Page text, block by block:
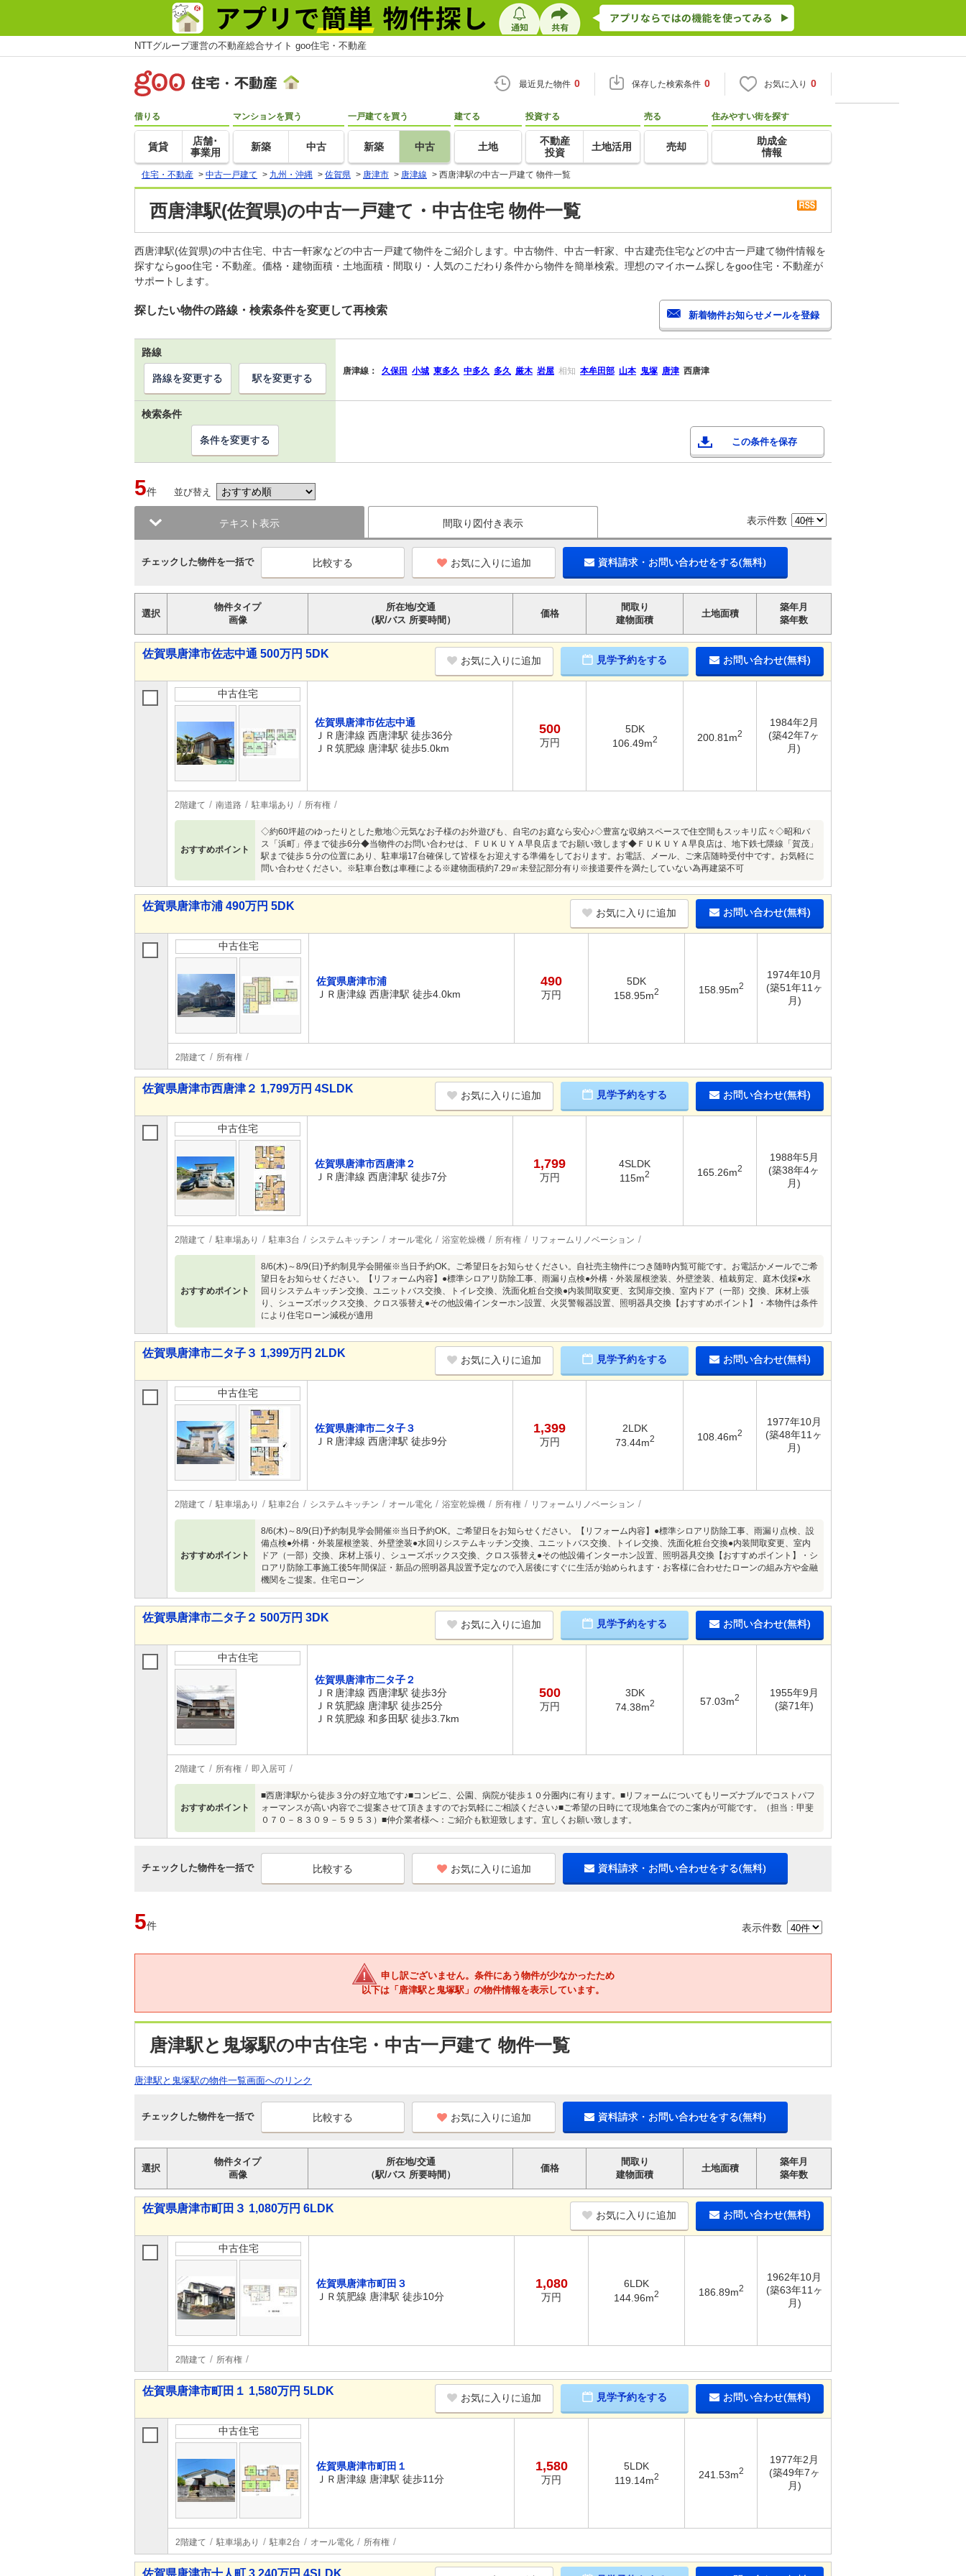
NTTグループ運営の不動産総合サイト goo住宅・不動産
最近見た物件 0 保存した検索条件 0 お気に入り 0
借りる
賃貸
店舗･
事業用
マンションを買う
新築 中古
一戸建てを買う
新築 中古
建てる
土地
投資する
不動産
投資
土地活用
売る
売却
住みやすい街を探す
助成金
情報
住宅・不動産 > 中古一戸建て > 九州・沖縄 > 佐賀県 > 唐津市 > 唐津線 > 西唐津駅の中古一戸建て 物件一覧
西唐津駅(佐賀県)の中古一戸建て・中古住宅 物件一覧
西唐津駅(佐賀県)の中古住宅、中古一軒家などの中古一戸建て物件をご紹介します。中古物件、中古一軒家、中古建売住宅などの中古一戸建て物件情報を
探すならgoo住宅・不動産。価格・建物面積・土地面積・間取り・人気のこだわり条件から物件を簡単検索。理想のマイホーム探しをgoo住宅・不動産が
サポートします。
探したい物件の路線・検索条件を変更して再検索
路線
唐津線： 久保田 小城 東多久 中多久 多久 厳木 岩屋 相知 本牟田部 山本 鬼塚 唐津 西唐津
路線を変更する 駅を変更する
検索条件
この条件を保存
条件を変更する
5件 並び替え
テキスト表示 間取り図付き表示 表示件数
チェックした物件を一括で お気に入りに追加 資料請求・お問い合わせをする(無料)
選択
物件タイプ
画像
所在地/交通
（駅/バス 所要時間）
価格
間取り
建物面積
土地面積
築年月
築年数
佐賀県唐津市佐志中通 500万円 5DK
お気に入りに追加 見学予約をする お問い合わせ(無料)
中古住宅
佐賀県唐津市佐志中通
ＪＲ唐津線 西唐津駅 徒歩36分
ＪＲ筑肥線 唐津駅 徒歩5.0km
500
万円
5DK
106.49m2 200.81m2
1984年2月
(築42年7ヶ
月)
2階建て 南道路 駐車場あり 所有権
おすすめポイント
◇約60坪超のゆったりとした敷地◇元気なお子様のお外遊びも、自宅のお庭なら安心♪◇豊富な収納スペースで住空間もスッキリ広々◇昭和バ
ス「浜町」停まで徒歩6分◆当物件のお問い合わせは、ＦＵＫＵＹＡ早良店までお願い致します◆ＦＵＫＵＹＡ早良店は、地下鉄七隈線「賀茂」
駅まで徒歩５分の位置にあり、駐車場17台確保して皆様をお迎えする準備をしております。お電話、メール、ご来店随時受付中です。お気軽に
問い合わせください。※駐車台数は車種による※建物面積約7.29㎡未登記部分有り※接道要件を満たしていない為再建築不可
佐賀県唐津市浦 490万円 5DK
お気に入りに追加 お問い合わせ(無料)
中古住宅
佐賀県唐津市浦
ＪＲ唐津線 西唐津駅 徒歩4.0km
490
万円
5DK
158.95m2 158.95m2
1974年10月
(築51年11ヶ
月)
2階建て 所有権
佐賀県唐津市西唐津２ 1,799万円 4SLDK
お気に入りに追加 見学予約をする お問い合わせ(無料)
中古住宅
佐賀県唐津市西唐津２
ＪＲ唐津線 西唐津駅 徒歩7分
1,799
万円
4SLDK
115m2 165.26m2
1988年5月
(築38年4ヶ
月)
2階建て 駐車場あり 駐車3台 システムキッチン オール電化 浴室乾燥機 所有権 リフォームリノベーション
おすすめポイント
8/6(木)～8/9(日)予約制見学会開催※当日予約OK。ご希望日をお知らせください。自社売主物件につき随時内覧可能です。お電話かメールでご希
望日をお知らせください。【リフォーム内容】●標準シロアリ防除工事、雨漏り点検●外構・外装屋根塗装、外壁塗装、植栽剪定、庭木伐採●水
回りシステムキッチン交換、ユニットバス交換、トイレ交換、洗面化粧台交換●内装間取変更、玄関扉交換、室内ドア（一部）交換、床材上張
り、シューズボックス交換、クロス張替え●その他設備インターホン設置、火災警報器設置、照明器具交換【おすすめポイント】・本物件は条件
により住宅ローン減税が適用
佐賀県唐津市二タ子３ 1,399万円 2LDK
お気に入りに追加 見学予約をする お問い合わせ(無料)
中古住宅
佐賀県唐津市二タ子３
ＪＲ唐津線 西唐津駅 徒歩9分
1,399
万円
2LDK
73.44m2 108.46m2
1977年10月
(築48年11ヶ
月)
2階建て 駐車場あり 駐車2台 システムキッチン オール電化 浴室乾燥機 所有権 リフォームリノベーション
おすすめポイント
8/6(木)～8/9(日)予約制見学会開催※当日予約OK。ご希望日をお知らせください。【リフォーム内容】●標準シロアリ防除工事、雨漏り点検、設
備点検●外構・外装屋根塗装、外壁塗装●水回りシステムキッチン交換、ユニットバス交換、トイレ交換、洗面化粧台交換●内装間取変更、室内
ドア（一部）交換、床材上張り、シューズボックス交換、クロス張替え●その他設備インターホン設置、照明器具交換【おすすめポイント】・シ
ロアリ防除工事施工後5年間保証・新品の照明器具設置予定なので入居後にすぐに生活が始められます・お客様に合わせたローンの組み方や金融
機関をご提案。住宅ローン
佐賀県唐津市二タ子２ 500万円 3DK
お気に入りに追加 見学予約をする お問い合わせ(無料)
中古住宅
佐賀県唐津市二タ子２
ＪＲ唐津線 西唐津駅 徒歩3分
ＪＲ筑肥線 唐津駅 徒歩25分
ＪＲ筑肥線 和多田駅 徒歩3.7km
500
万円
3DK
74.38m2 57.03m2
1955年9月
(築71年)
2階建て 所有権 即入居可
おすすめポイント
■西唐津駅から徒歩３分の好立地です♪■コンビニ、公園、病院が徒歩１０分圏内に有ります。■リフォームについてもリーズナブルでコストパフ
ォーマンスが高い内容でご提案させて頂きますのでお気軽にご相談ください♪■ご希望の日時にて現地集合でのご案内が可能です。（担当：甲斐
０７０－８３０９－５９５３）■仲介業者様へ：ご紹介も歓迎致します。宜しくお願い致します。
チェックした物件を一括で お気に入りに追加 資料請求・お問い合わせをする(無料)
5件 表示件数
申し訳ございません。条件にあう物件が少なかったため
以下は「唐津駅と鬼塚駅」の物件情報を表示しています。
唐津駅と鬼塚駅の中古住宅・中古一戸建て 物件一覧
唐津駅と鬼塚駅の物件一覧画面へのリンク
チェックした物件を一括で お気に入りに追加 資料請求・お問い合わせをする(無料)
選択
物件タイプ
画像
所在地/交通
（駅/バス 所要時間）
価格
間取り
建物面積
土地面積
築年月
築年数
佐賀県唐津市町田３ 1,080万円 6LDK
お気に入りに追加 お問い合わせ(無料)
中古住宅
佐賀県唐津市町田３
ＪＲ筑肥線 唐津駅 徒歩10分
1,080
万円
6LDK
144.96m2 186.89m2
1962年10月
(築63年11ヶ
月)
2階建て 所有権
佐賀県唐津市町田１ 1,580万円 5LDK
お気に入りに追加 見学予約をする お問い合わせ(無料)
中古住宅
佐賀県唐津市町田１
ＪＲ唐津線 唐津駅 徒歩11分
1,580
万円
5LDK
119.14m2 241.53m2
1977年2月
(築49年7ヶ
月)
2階建て 駐車場あり 駐車2台 オール電化 所有権
佐賀県唐津市十人町 3,240万円 4SLDK